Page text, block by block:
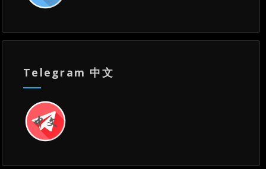
Telegram 中文